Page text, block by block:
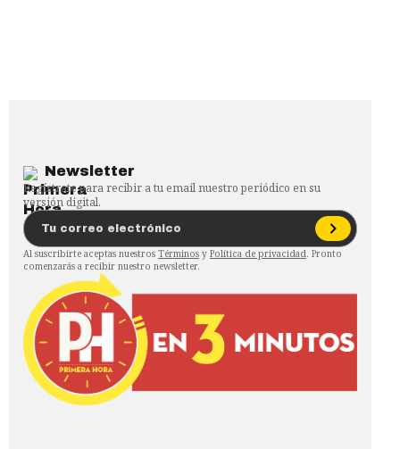
Newsletter
Regístrate para recibir a tu email nuestro periódico en su
versión digital.
Al suscribirte aceptas nuestros Términos y Política de privacidad. Pronto
comenzarás a recibir nuestro newsletter.